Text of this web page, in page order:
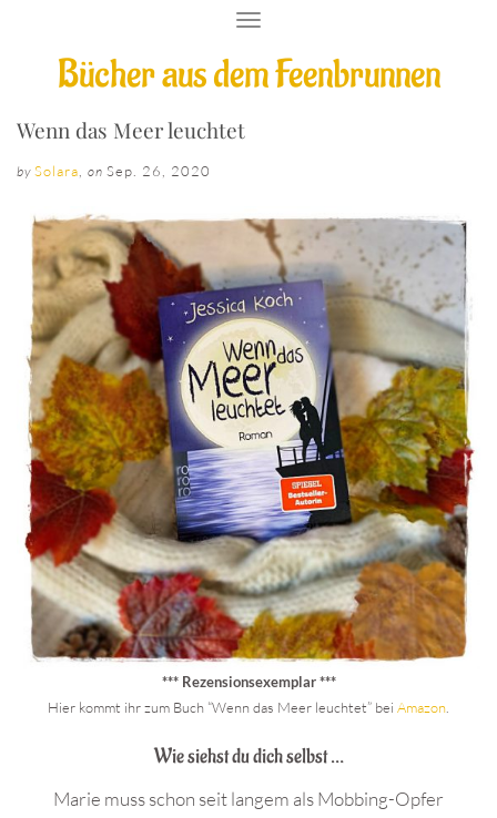
Bücher aus dem Feenbrunnen
T
G
G
I
O
N
Wenn das Meer leuchtet
by Solara on Sep. 26, 2020
*** Rezensionsexemplar ***
Hier kommt ihr zum Buch “Wenn das Meer leuchtet” bei Amazon
Wie siehst du dich selbst …
Marie muss schon seit langem als Mobbing-Opfer